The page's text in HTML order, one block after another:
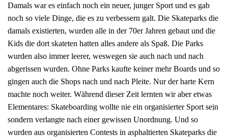
Damals war es einfach noch ein neuer, junger Sport und es gab
noch so viele Dinge, die es zu verbessern galt. Die Skateparks die
damals existierten, wurden alle in der 70er Jahren gebaut und die
Kids die dort skateten hatten alles andere als Spaß. Die Parks
wurden also immer leerer, weswegen sie auch nach und nach
abgerissen wurden. Ohne Parks kaufte keiner mehr Boards und so
gingen auch die Shops nach und nach Pleite. Nur der harte Kern
machte noch weiter. Während dieser Zeit lernten wir aber etwas
Elementares: Skateboarding wollte nie ein organisierter Sport sein
sondern verlangte nach einer gewissen Unordnung. Und so
wurden aus organisierten Contests in asphaltierten Skateparks die